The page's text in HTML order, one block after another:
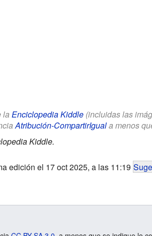
la Enciclopedia Kiddle(incluidas las
Atribución-CompartirIguala menos
Kiddle.
edición el 17 oct 2025, a las 11:19